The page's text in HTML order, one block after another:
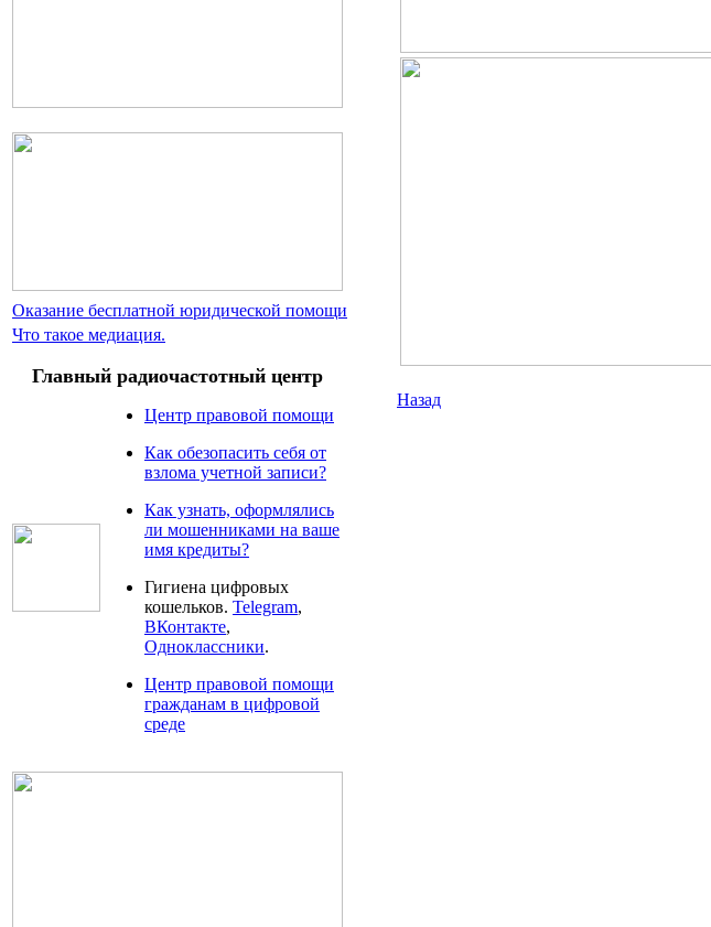
Оказание бесплатной юридической помощи
Что такое медиация.
Главный радиочастотный центр
Центр правовой помощи
Как обезопасить себя от
взлома учетной записи?
Как узнать, оформлялись
ли мошенниками на ваше
имя кредиты?
Гигиена цифровых
кошельков. Telegram,
ВКонтакте,
Одноклассники.
Центр правовой помощи
гражданам в цифровой
среде
Назад